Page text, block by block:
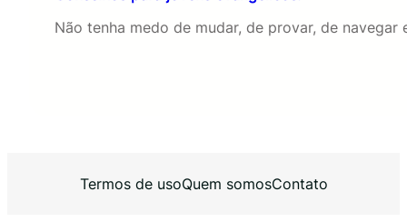
Não tenha medo de mudar, de provar, de
Termos de usoQuem somosContato